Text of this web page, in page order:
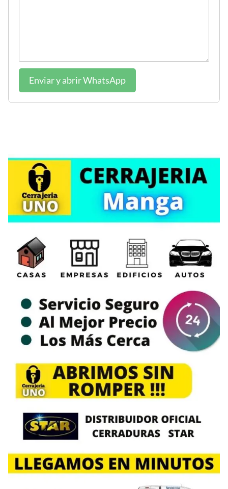
Enviar y abrir WhatsApp